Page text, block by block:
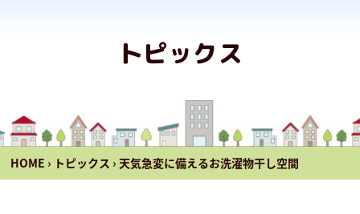
トピックス
HOME › トピックス › 天気急変に備えるお洗濯物干し空間